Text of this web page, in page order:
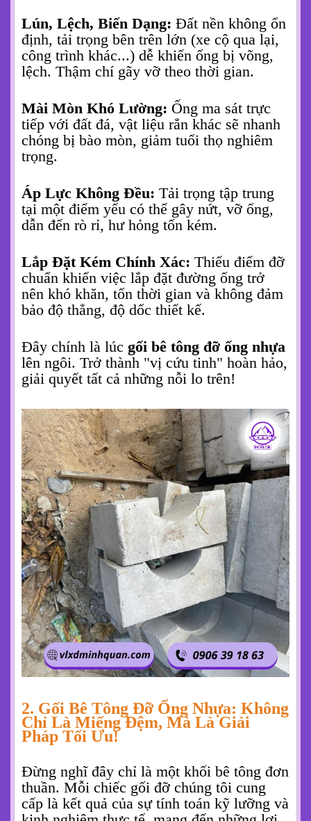
Lún, Lệch, Biến Dạng: Đất nền không ổn
định, tải trọng bên trên lớn (xe cộ qua lại,
công trình khác...) dễ khiến ống bị võng,
lệch. Thậm chí gãy vỡ theo thời gian.
Mài Mòn Khó Lường: Ống ma sát trực
tiếp với đất đá, vật liệu rắn khác sẽ nhanh
chóng bị bào mòn, giảm tuổi thọ nghiêm
trọng.
Áp Lực Không Đều: Tải trọng tập trung
tại một điểm yếu có thể gây nứt, vỡ ống,
dẫn đến rò rỉ, hư hỏng tốn kém.
Lắp Đặt Kém Chính Xác: Thiếu điểm đỡ
chuẩn khiến việc lắp đặt đường ống trở
nên khó khăn, tốn thời gian và không đảm
bảo độ thẳng, độ dốc thiết kế.
Đây chính là lúc gối bê tông đỡ ống nhựa
lên ngôi. Trở thành "vị cứu tinh" hoàn hảo,
giải quyết tất cả những nỗi lo trên!
2. Gối Bê Tông Đỡ Ống Nhựa: Không
Chỉ Là Miếng Đệm, Mà Là Giải
Pháp Tối Ưu!
Đừng nghĩ đây chỉ là một khối bê tông đơn
thuần. Mỗi chiếc gối đỡ chúng tôi cung
cấp là kết quả của sự tính toán kỹ lưỡng và